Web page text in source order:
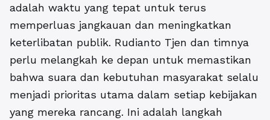
adalah waktu yang tepat untuk terus
memperluas jangkauan dan meningkatkan
keterlibatan publik. Rudianto Tjen dan timnya
perlu melangkah ke depan untuk memastikan
bahwa suara dan kebutuhan masyarakat selalu
menjadi prioritas utama dalam setiap kebijakan
yang mereka rancang. Ini adalah langkah